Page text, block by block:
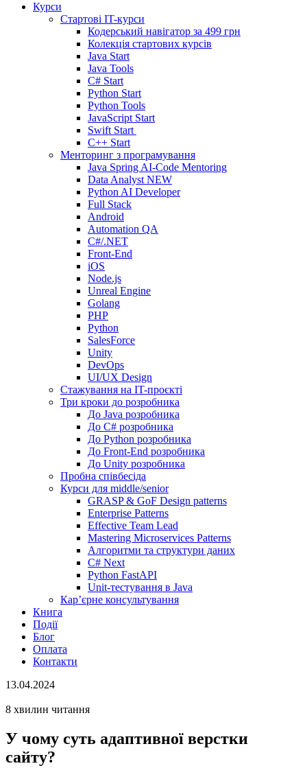
Курси
Стартові IT-курси
Кодерський навігатор за 499 грн
Колекція стартових курсів
Java Start
Java Tools
C# Start
Python Start
Python Tools
JavaScript Start
Swift Start
C++ Start
Менторинг з програмування
Java Spring AI-Code Mentoring
Data Analyst NEW
Python AI Developer
Full Stack
Android
Automation QA
C#/.NET
Front-End
iOS
Node.js
Unreal Engine
Golang
PHP
Python
SalesForce
Unity
DevOps
UI/UX Design
Стажування на IT-проєкті
Три кроки до розробника
До Java розробника
До C# розробника
До Python розробника
До Front-End розробника
До Unity розробника
Пробна співбесіда
Курси для middle/senior
GRASP & GoF Design patterns
Enterprise Patterns
Effective Team Lead
Mastering Microservices Patterns
Алгоритми та структури даних
C# Next
Python FastAPI
Unit-тестування в Java
Кар’єрне консультування
Книга
Події
Блог
Оплата
Контакти
13.04.2024
8 хвилин читання
У чому суть адаптивної верстки
сайту?